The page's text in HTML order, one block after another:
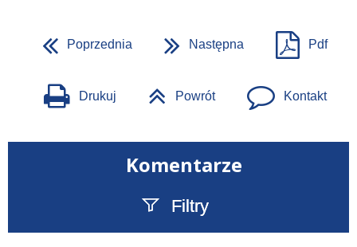
Poprzednia Następna Pdf
Drukuj Powrót Kontakt
Komentarze
Filtry